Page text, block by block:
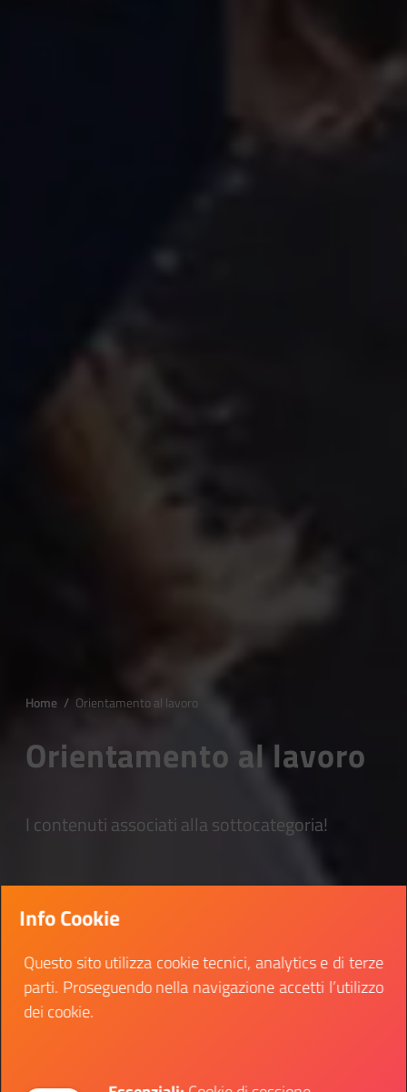
Home / Orientamento al lavoro
Orientamento al lavoro
I contenuti associati alla sottocategoria!
Info Cookie
Questo sito utilizza cookie tecnici, analytics e di terze
parti. Proseguendo nella navigazione accetti l’utilizzo
dei cookie.